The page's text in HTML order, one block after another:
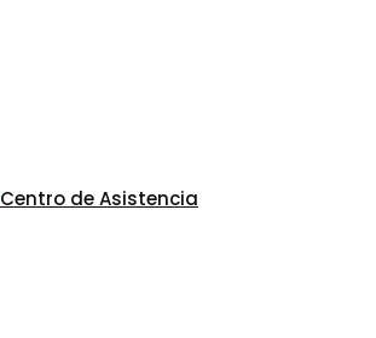
Centro de Asistencia